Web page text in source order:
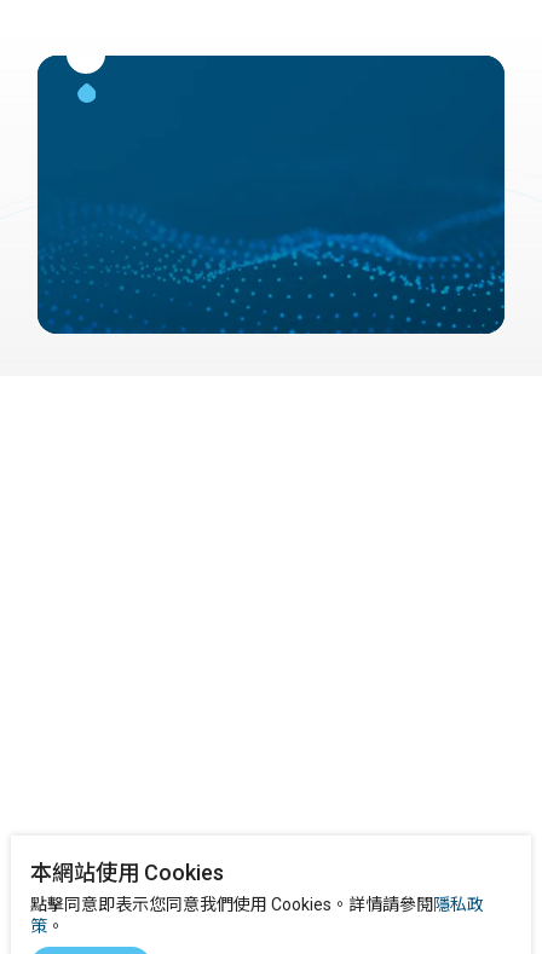
本網站使用 Cookies
點擊同意即表示您同意我們使用 Cookies。詳情請參閱 隱私政
策。